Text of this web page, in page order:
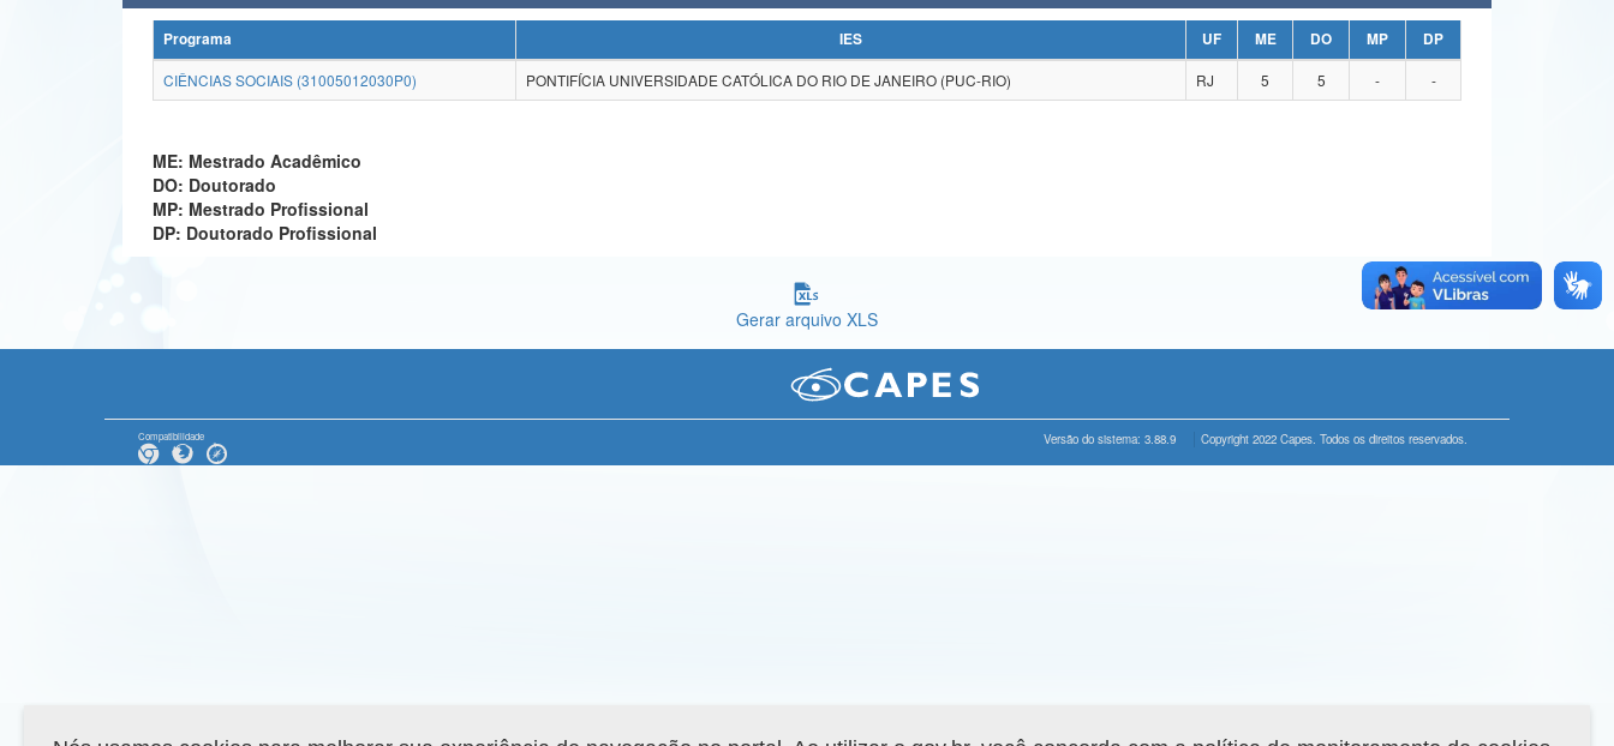
Programa IES UF ME DO MP
DP
CIÊNCIAS SOCIAIS (31005012030P0)
PONTIFÍCIA UNIVERSIDADE CATÓLICA DO RIO DE JANEIRO (PUC-RIO) RJ 5 5 - -
ME: Mestrado Acadêmico
DO: Doutorado
MP: Mestrado Profissional
DP: Doutorado Profissional
Gerar arquivo XLS
Compatibilidade Versão do sistema: 3.88.9 Copyright 2022 Capes. Todos os direitos reservados.